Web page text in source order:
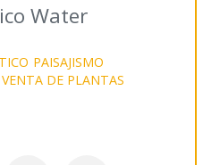
Water
PAISAJISMO
VENTA DE PLANTAS